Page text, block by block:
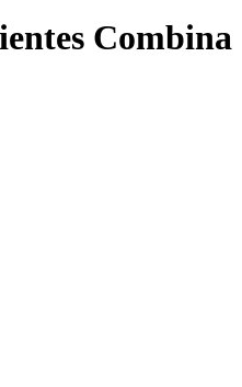
Combina